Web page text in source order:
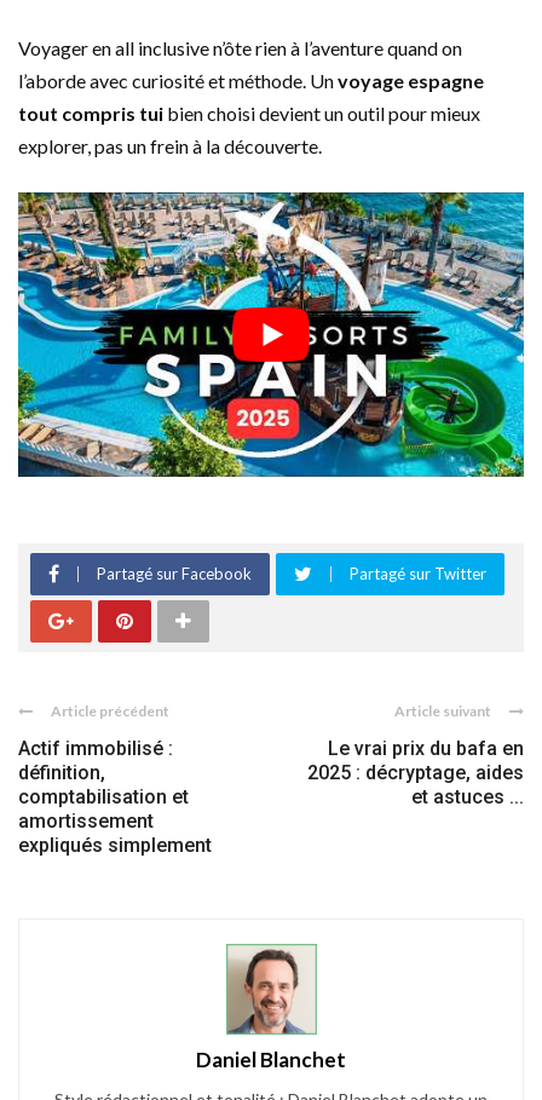
Voyager en all inclusive n’ôte rien à l’aventure quand on
l’aborde avec curiosité et méthode. Unvoyage espagne
tout compris tui bien choisi devient un outil pour mieux
explorer, pas un frein à la découverte.
Partagé sur Facebook Partagé sur Twitter
Article précédent
Actif immobilisé :
définition,
comptabilisation et
amortissement
expliqués simplement
Article suivant
Le vrai prix du bafa en
2025 : décryptage, aides
et astuces ...
Daniel Blanchet